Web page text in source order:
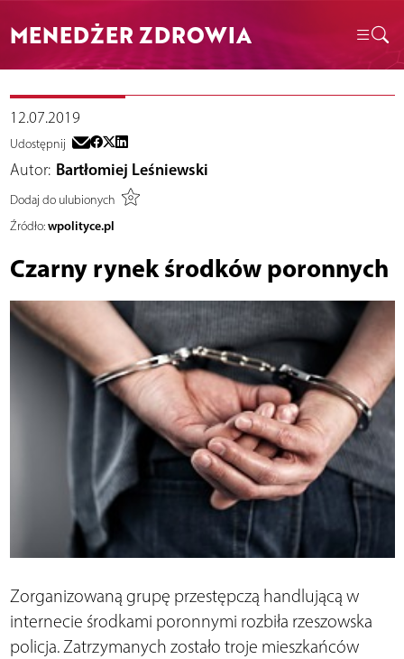
MENEDŻER ZDROWIA
12.07.2019
Udostępnij
Autor: Bartłomiej Leśniewski
Dodaj do ulubionych
Źródło: wpolityce.pl
Czarny rynek środków poronnych
Zorganizowaną grupę przestępczą handlującą w
internecie środkami poronnymi rozbiła rzeszowska
policja. Zatrzymanych zostało troje mieszkańców